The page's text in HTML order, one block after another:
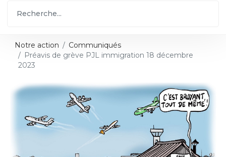
Notre action
Communiqués
Préavis de grève PJL immigration 18 décembre
2023